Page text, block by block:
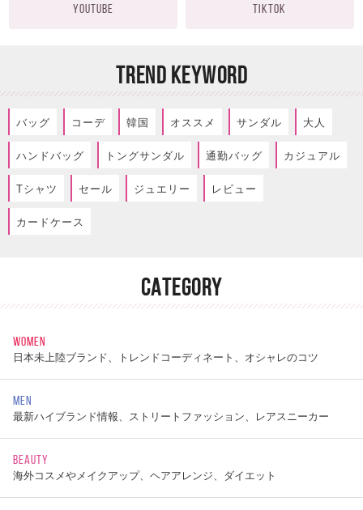
YOUTUBE TIKTOK
TREND KEYWORD
バッグ コーデ 韓国 オススメ サンダル 大人
ハンドバッグ トングサンダル 通勤バッグ カジュアル
Tシャツ セール ジュエリー レビュー
カードケース
CATEGORY
WOMEN
日本未上陸ブランド、トレンドコーディネート、オシャレのコツ
MEN
最新ハイブランド情報、ストリートファッション、レアスニーカー
BEAUTY
海外コスメやメイクアップ、ヘアアレンジ、ダイエット